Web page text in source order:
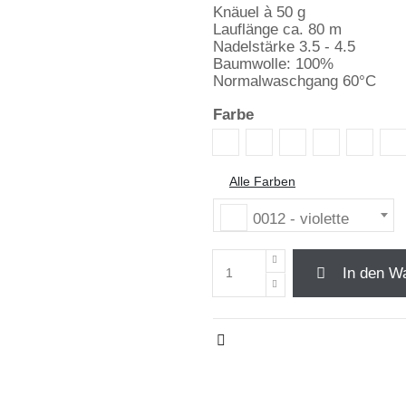
Knäuel à 50 g
Lauflänge ca. 80 m
Nadelstärke 3.5 - 4.5
Baumwolle: 100%
Normalwaschgang 60°C
Farbe
Alle Farben
0012 - violette
In den